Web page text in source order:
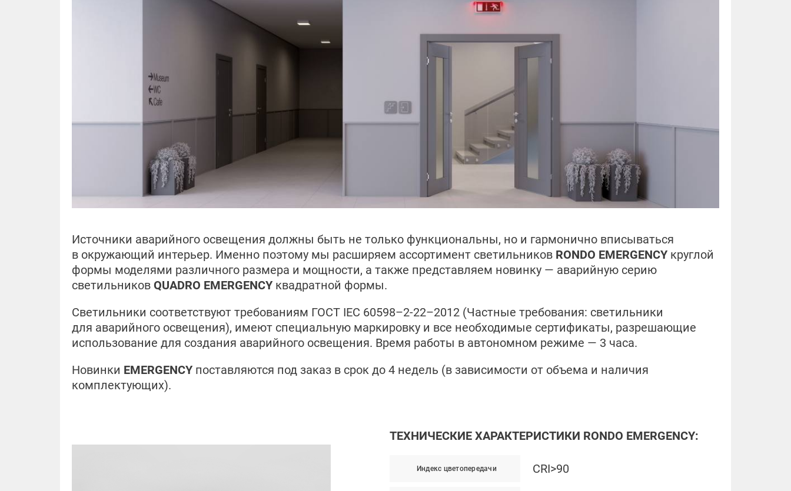
Источники аварийного освещения должны быть не только функциональны, но и гармонично вписываться
в окружающий интерьер. Именно поэтому мы расширяем ассортимент светильников RONDO EMERGENCY круглой
формы моделями различного размера и мощности, а также представляем новинку — аварийную серию
светильников QUADRO EMERGENCY квадратной формы.
Светильники соответствуют требованиям ГОСТ IEC 60598–2-22–2012 (Частные требования: светильники
для аварийного освещения), имеют специальную маркировку и все необходимые сертификаты, разрешающие
использование для создания аварийного освещения. Время работы в автономном режиме — 3 часа.
Новинки EMERGENCY поставляются под заказ в срок до 4 недель (в зависимости от объема и наличия
комплектующих).
ТЕХНИЧЕСКИЕ ХАРАКТЕРИСТИКИ RONDO EMERGENCY:
Индекс цветопередачи CRI>90